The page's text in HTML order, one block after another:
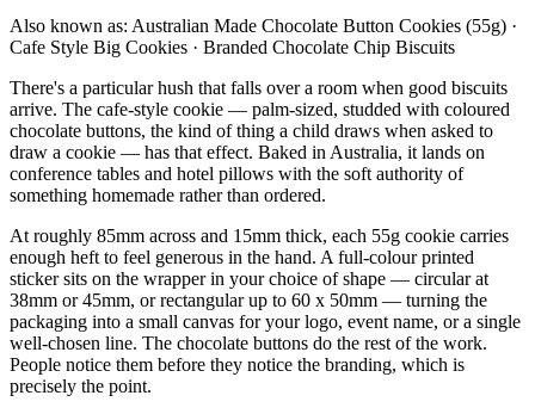
Also known as: Australian Made Chocolate Button Cookies (55g) ·
Cafe Style Big Cookies · Branded Chocolate Chip Biscuits
There's a particular hush that falls over a room when good biscuits
arrive. The cafe-style cookie — palm-sized, studded with coloured
chocolate buttons, the kind of thing a child draws when asked to
draw a cookie — has that effect. Baked in Australia, it lands on
conference tables and hotel pillows with the soft authority of
something homemade rather than ordered.
At roughly 85mm across and 15mm thick, each 55g cookie carries
enough heft to feel generous in the hand. A full-colour printed
sticker sits on the wrapper in your choice of shape — circular at
38mm or 45mm, or rectangular up to 60 x 50mm — turning the
packaging into a small canvas for your logo, event name, or a single
well-chosen line. The chocolate buttons do the rest of the work.
People notice them before they notice the branding, which is
precisely the point.